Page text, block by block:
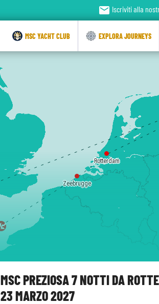
MSC PREZIOSA 7 NOTTI DA
23 MARZO 2027
Rotterdam
Zeebrugge
email Iscriviti alla
MSC YACHT CLUB EXPLORA JOURNEYS